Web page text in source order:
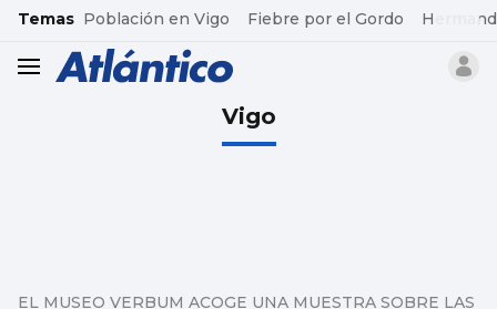
common.go-to-content
Temas Población en Vigo Fiebre por el Gordo
header.menu.open
Vigo
EL MUSEO VERBUM ACOGE UNA MUESTRA SOBRE LAS